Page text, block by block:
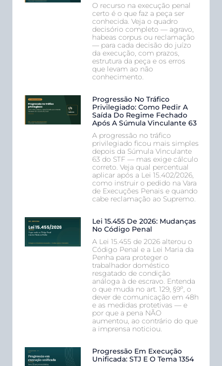
O recurso na execução penal
certo é o que faz a peça ser
conhecida. Veja o quadro
decisório completo — agravo,
habeas corpus ou reclamação
— para cada decisão do juízo
da execução, com prazos,
estrutura da peça e os erros
que levam ao não
conhecimento.
Progressão No Tráfico
Privilegiado: Como Pedir A
Saída Do Regime Fechado
Após A Súmula Vinculante 63
A progressão no tráfico
privilegiado ficou mais simples
depois da Súmula Vinculante
63 do STF — mas exige cálculo
correto. Veja qual percentual
aplicar após a Lei 15.402/2026,
como instruir o pedido na Vara
de Execuções Penais e quando
cabe reclamação ao Supremo.
Lei 15.455 De 2026: Mudanças
No Código Penal
A Lei 15.455 de 2026 alterou o
Código Penal e a Lei Maria da
Penha para proteger o
trabalhador doméstico
resgatado de condição
análoga à de escravo. Entenda
o que muda no art. 129, §9º, o
dever de comunicação em 48h
e as medidas protetivas — e
por que a pena NÃO
aumentou, ao contrário do que
a imprensa noticiou.
Progressão Em Execução
Unificada: STJ E O Tema 1354